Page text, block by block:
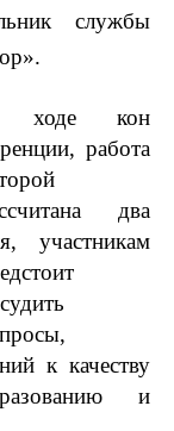
службы
ходе кон
работа
два
участникам
к качеству
и